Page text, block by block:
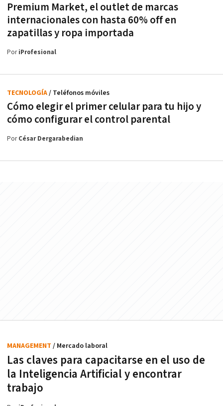
Premium Market, el outlet de marcas
internacionales con hasta 60% off en
zapatillas y ropa importada
PoriProfesional
Cómo elegir el primer celular para tu hijo y
cómo configurar el control parental
TECNOLOGÍA/ Teléfonos móviles
PorCésar Dergarabedian
Las claves para capacitarse en el uso de
la Inteligencia Artificial y encontrar
trabajo
MANAGEMENT / Mercado laboral